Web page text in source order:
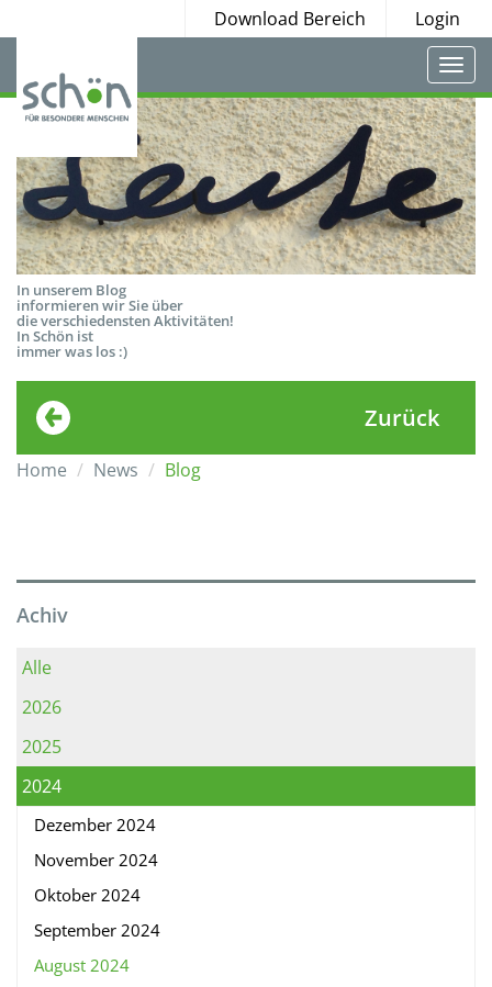
Download Bereich Login
In unserem Blog
informieren wir Sie über
die verschiedensten Aktivitäten!
In Schön ist
immer was los :)
Zurück
Home News Blog
Achiv
Alle
2026
2025
2024
Dezember 2024
November 2024
Oktober 2024
September 2024
August 2024